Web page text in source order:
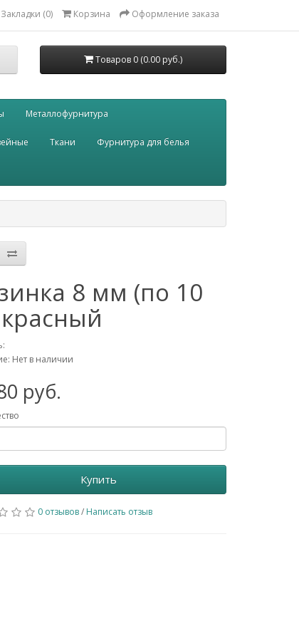
Закладки (0) Корзина Оформление заказа
Товаров 0 (0.00 руб.)
Металлофурнитура
Ткани Фурнитура для белья
8 мм (по 10
Нет в наличии
руб.
Купить
0 отзывов/ Написать отзыв